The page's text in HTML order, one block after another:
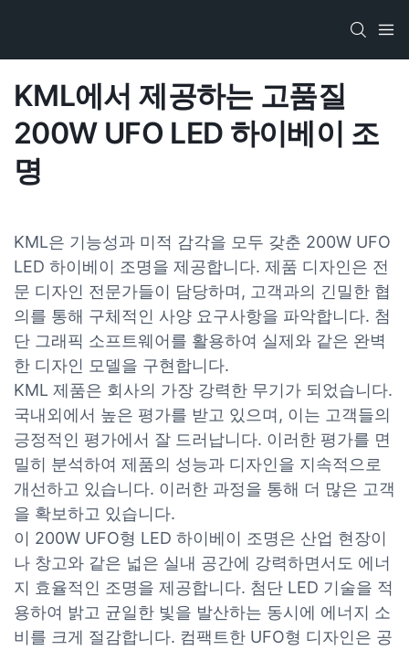
KML에서 제공하는 고품질
200W UFO LED 하이베이 조
명
KML은 기능성과 미적 감각을 모두 갖춘 200W UFO
LED 하이베이 조명을 제공합니다. 제품 디자인은 전
문 디자인 전문가들이 담당하며, 고객과의 긴밀한 협
의를 통해 구체적인 사양 요구사항을 파악합니다. 첨
단 그래픽 소프트웨어를 활용하여 실제와 같은 완벽
한 디자인 모델을 구현합니다.
KML 제품은 회사의 가장 강력한 무기가 되었습니다.
국내외에서 높은 평가를 받고 있으며, 이는 고객들의
긍정적인 평가에서 잘 드러납니다. 이러한 평가를 면
밀히 분석하여 제품의 성능과 디자인을 지속적으로
개선하고 있습니다. 이러한 과정을 통해 더 많은 고객
을 확보하고 있습니다.
이 200W UFO형 LED 하이베이 조명은 산업 현장이
나 창고와 같은 넓은 실내 공간에 강력하면서도 에너
지 효율적인 조명을 제공합니다. 첨단 LED 기술을 적
용하여 밝고 균일한 빛을 발산하는 동시에 에너지 소
비를 크게 절감합니다. 컴팩트한 UFO형 디자인은 공